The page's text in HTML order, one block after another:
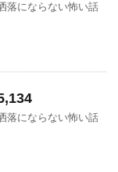
落にならない怖い話
落にならない怖い話